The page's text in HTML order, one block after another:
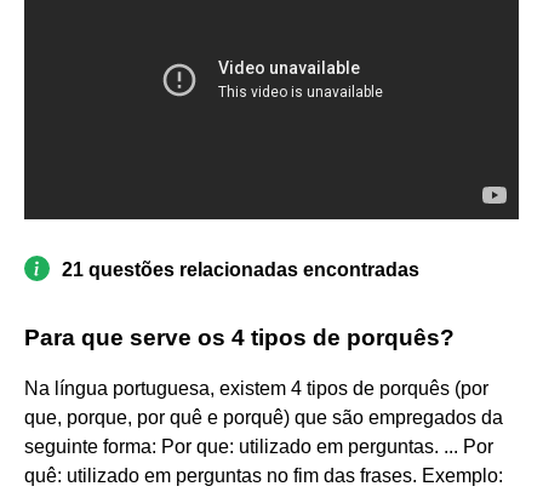
21 questões relacionadas encontradas
Para que serve os 4 tipos de porquês?
Na língua portuguesa, existem 4 tipos de porquês (por
que, porque, por quê e porquê) que são empregados da
seguinte forma: Por que: utilizado em perguntas. ... Por
quê: utilizado em perguntas no fim das frases. Exemplo: